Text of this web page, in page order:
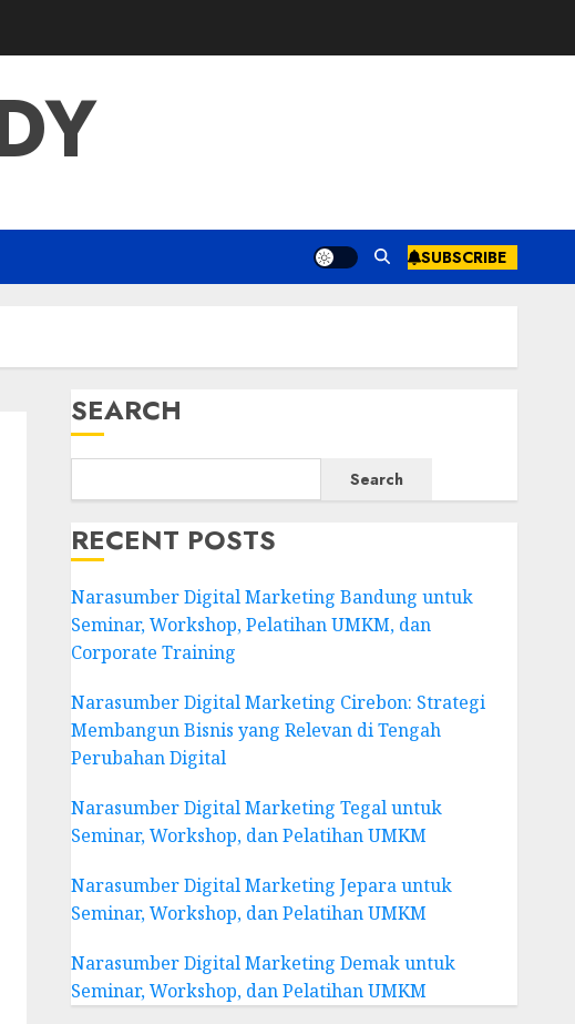
SUBSCRIBE
SEARCH
Search
RECENT POSTS
Narasumber Digital Marketing Bandung untuk
Seminar, Workshop, Pelatihan UMKM, dan
Corporate Training
Narasumber Digital Marketing Cirebon: Strategi
Membangun Bisnis yang Relevan di Tengah
Perubahan Digital
Narasumber Digital Marketing Tegal untuk
Seminar, Workshop, dan Pelatihan UMKM
Narasumber Digital Marketing Jepara untuk
Seminar, Workshop, dan Pelatihan UMKM
Narasumber Digital Marketing Demak untuk
Seminar, Workshop, dan Pelatihan UMKM